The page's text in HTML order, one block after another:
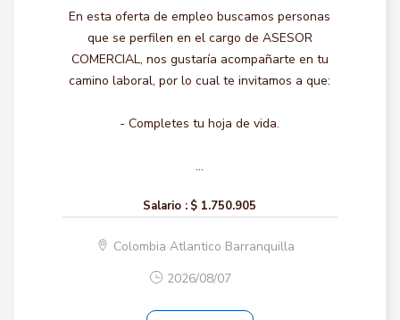
En esta oferta de empleo buscamos personas
que se perfilen en el cargo de ASESOR
COMERCIAL, nos gustaría acompañarte en tu
camino laboral, por lo cual te invitamos a que:
- Completes tu hoja de vida.
...
Salario : $ 1.750.905
Colombia Atlantico Barranquilla
2026/08/07